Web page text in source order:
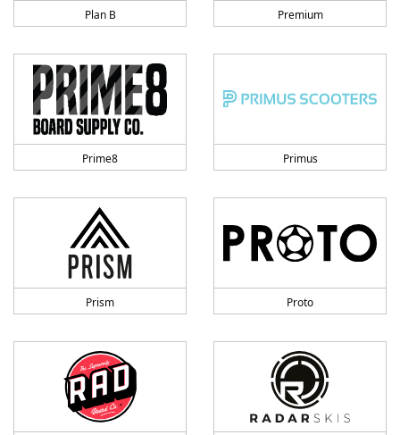
Plan B Premium
Prime8 Primus
Prism Proto